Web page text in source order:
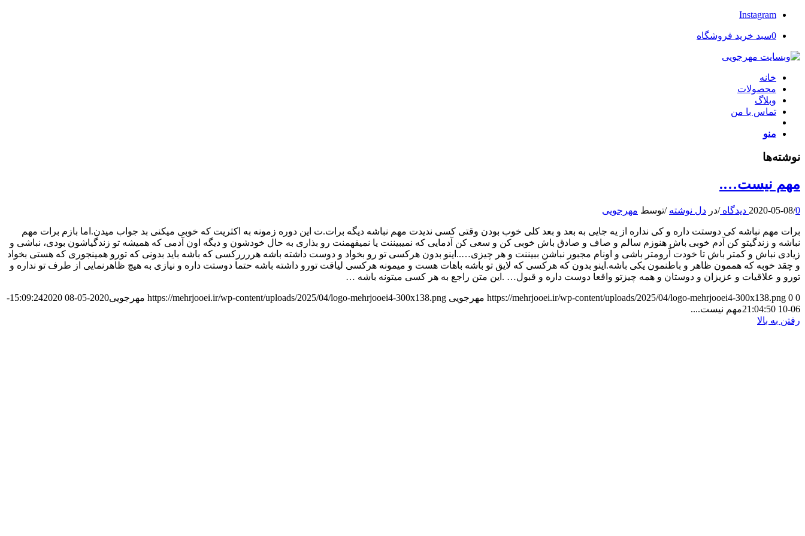
Instagram
0سبد خرید فروشگاه
خانه
محصولات
وبلاگ
تماس با من
منو
نوشته‌ها
مهم نیست….
2020-05-08/0 دیدگاه /در دل نوشته /توسط مهرجویی
برات مهم نباشه کی دوستت داره و کی نداره از یه جایی به بعد و بعد کلی خوب بودن وقتی کسی ندیدت مهم نباشه دیگه برات.ت این دوره زمونه به اکثریت که خوبی میکنی بد جواب میدن.اما بازم برات مهم
نباشه و زندگیتو کن آدم خوبی باش هنوزم سالم و صاف و صادق باش خوبی کن و سعی کن آدمایی که نمیبیننت یا نمیفهمنت رو بذاری به حال خودشون و دیگه اون آدمی که همیشه تو زندگیاشون بودی، نباشی و
زیادی نباش و کمتر باش تا خودت آرومتر باشی و اونام مجبور نباشن ببیننت و هر چیزی…..اینو بدون هرکسی تو رو بخواد و دوست داشته باشه هررررکسی که باشه باید بدونی که تورو همینجوری که هستی بخواد
و چقد خوبه که هممون ظاهر و باطنمون یکی باشه.اینو بدون که هرکسی که لایق تو باشه باهات هست و میمونه هرکسی لیاقت تورو داشته باشه حتما دوستت داره و نیازی به هیچ ظاهرنمایی از طرف تو نداره و
تورو و علاقیات و عزیزان و دوستان و همه چیزتو واقعا دوست داره و قبول… .این متن راجع به هر کسی میتونه باشه …
https://mehrjooei.ir/wp-content/uploads/2025/04/logo-mehrjooei4-300x138.png 0 0 مهرجویی https://mehrjooei.ir/wp-content/uploads/2025/04/logo-mehrjooei4-300x138.png مهرجویی2020-05-08 15:09:24
2020-
06-10 21:04:50
مهم نیست....
رفتن به بالا